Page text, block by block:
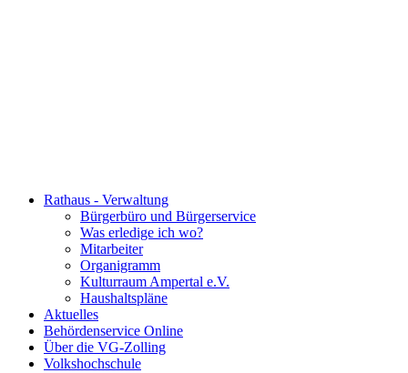
Rathaus - Verwaltung
Bürgerbüro und Bürgerservice
Was erledige ich wo?
Mitarbeiter
Organigramm
Kulturraum Ampertal e.V.
Haushaltspläne
Aktuelles
Behördenservice Online
Über die VG-Zolling
Volkshochschule